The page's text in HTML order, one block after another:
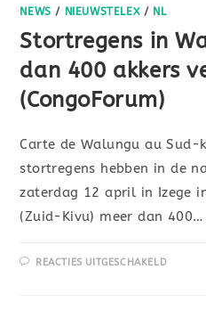
NEWS / NIEUWSTELEX/ NL
Stortregens in
dan 400 akkers
(CongoForum)
Carte de Walungu au Sud-
stortregens hebben in de
zaterdag 12 april in Izege
(Zuid-Kivu) meer dan 400…
REACTIES UITGESCHAKELD